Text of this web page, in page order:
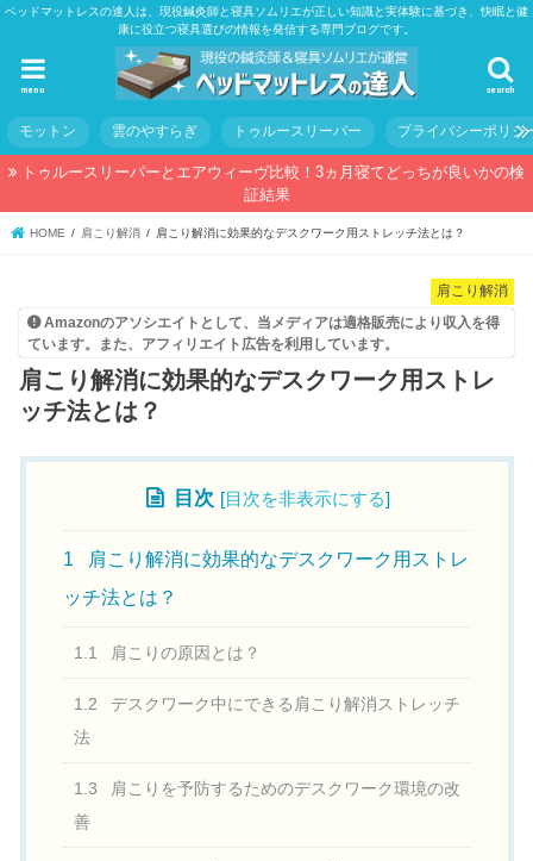
ベッドマットレスの達人は、現役鍼灸師と寝具ソムリエが正しい知識と実体験に基づき、快眠と健
康に役立つ寝具選びの情報を発信する専門ブログです。
search
menu
モットン 雲のやすらぎ トゥルースリーパー プライバシーポリシ
トゥルースリーパーとエアウィーヴ比較！3ヵ月寝てどっちが良いかの検
証結果
HOME 肩こり解消 肩こり解消に効果的なデスクワーク用ストレッチ法とは？
肩こり解消
Amazonのアソシエイトとして、当メディアは適格販売により収入を得
ています。また、アフィリエイト広告を利用しています。
肩こり解消に効果的なデスクワーク用ストレ
ッチ法とは？
目次 [目次を非表示にする]
1
肩こり解消に効果的なデスクワーク用ストレ
ッチ法とは？
1.1 肩こりの原因とは？
1.2
デスクワーク中にできる肩こり解消ストレッチ
法
1.3
肩こりを予防するためのデスクワーク環境の改
善